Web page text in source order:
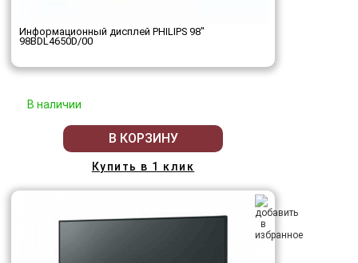
Информационный дисплей PHILIPS 98"
98BDL4650D/00
В наличии
В КОРЗИНУ
Купить в 1 клик